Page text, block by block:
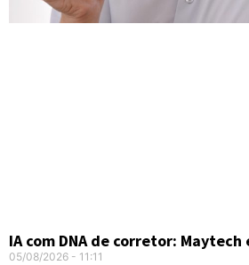
IA com DNA de corretor:
05/08/2026 11:11